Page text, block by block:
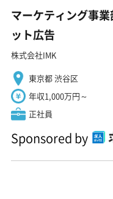
マーケティング事
ット広告
株式会社IMK
東京都 渋谷区
年収1,000万円～
正社員
Sponsored by